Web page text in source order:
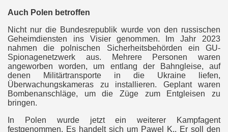
Auch Polen betroffen
Nicht nur die Bundesrepublik wurde von den russischen
Geheimdiensten ins Visier genommen. Im Jahr 2023
nahmen die polnischen Sicherheitsbehörden ein GU-
Spionagenetzwerk aus. Mehrere Personen waren
angeworben worden, um entlang der Bahngleise, auf
denen Militärtransporte in die Ukraine liefen,
Überwachungskameras zu installieren. Geplant waren
Bombenanschläge, um die Züge zum Entgleisen zu
bringen.
In Polen wurde jetzt ein weiterer Kampfagent
festgenommen. Es handelt sich um Pawel K.. Er soll den
hybride Vorfälle und Truppenaufmarsch